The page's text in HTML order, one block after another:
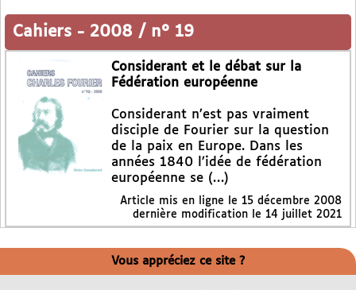
Cahiers - 2008 / n° 19
Considerant et le débat sur la
Fédération européenne
Considerant n’est pas vraiment
disciple de Fourier sur la question
de la paix en Europe. Dans les
années 1840 l’idée de fédération
européenne se (…)
Article mis en ligne le 15 décembre 2008
dernière modification le 14 juillet 2021
Vous appréciez ce site ?